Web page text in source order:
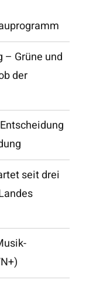
– Grüne und
der
seit drei